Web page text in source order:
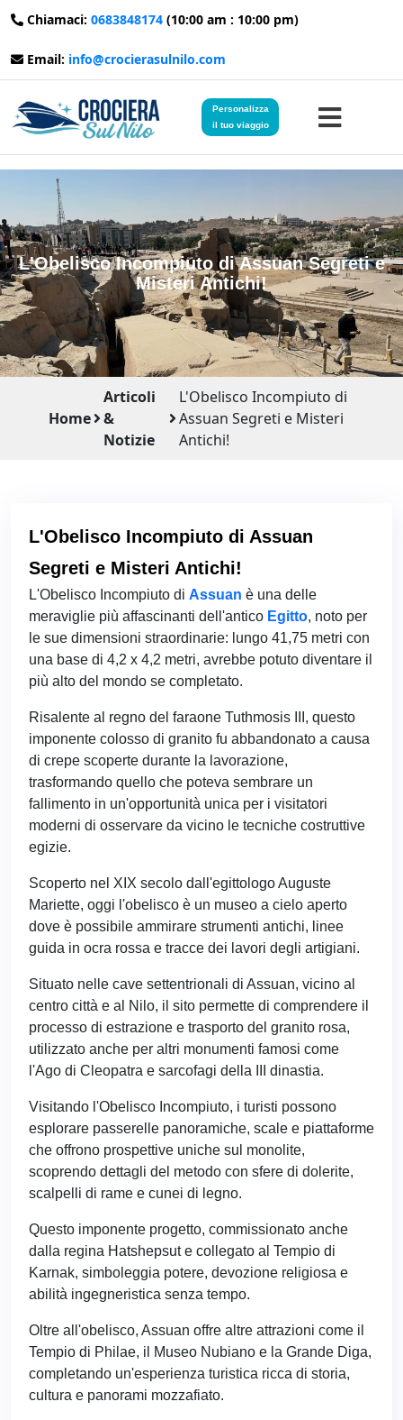
Chiamaci: 0683848174 (10:00 am : 10:00 pm)
Email: info@crocierasulnilo.com
Personalizza
il tuo viaggio
Home
Viaggi in Egitto
Crociere sul Nilo
Viaggi in Giordania
L'Obelisco Incompiuto di Assuan Segreti e
Misteri Antichi!
Home
Articoli
&
Notizie
L'Obelisco Incompiuto di
Assuan Segreti e Misteri
Antichi!
L'Obelisco Incompiuto di Assuan
Segreti e Misteri Antichi!
L'Obelisco Incompiuto di Assuan è una delle
meraviglie più affascinanti dell'antico Egitto, noto per
le sue dimensioni straordinarie: lungo 41,75 metri con
una base di 4,2 x 4,2 metri, avrebbe potuto diventare il
più alto del mondo se completato.
Risalente al regno del faraone Tuthmosis III, questo
imponente colosso di granito fu abbandonato a causa
di crepe scoperte durante la lavorazione,
trasformando quello che poteva sembrare un
fallimento in un'opportunità unica per i visitatori
moderni di osservare da vicino le tecniche costruttive
egizie.
Scoperto nel XIX secolo dall'egittologo Auguste
Mariette, oggi l'obelisco è un museo a cielo aperto
dove è possibile ammirare strumenti antichi, linee
guida in ocra rossa e tracce dei lavori degli artigiani.
Situato nelle cave settentrionali di Assuan, vicino al
centro città e al Nilo, il sito permette di comprendere il
processo di estrazione e trasporto del granito rosa,
utilizzato anche per altri monumenti famosi come
l'Ago di Cleopatra e sarcofagi della III dinastia.
Visitando l'Obelisco Incompiuto, i turisti possono
esplorare passerelle panoramiche, scale e piattaforme
che offrono prospettive uniche sul monolite,
scoprendo dettagli del metodo con sfere di dolerite,
scalpelli di rame e cunei di legno.
Questo imponente progetto, commissionato anche
dalla regina Hatshepsut e collegato al Tempio di
Karnak, simboleggia potere, devozione religiosa e
abilità ingegneristica senza tempo.
Oltre all'obelisco, Assuan offre altre attrazioni come il
Tempio di Philae, il Museo Nubiano e la Grande Diga,
completando un'esperienza turistica ricca di storia,
cultura e panorami mozzafiato.